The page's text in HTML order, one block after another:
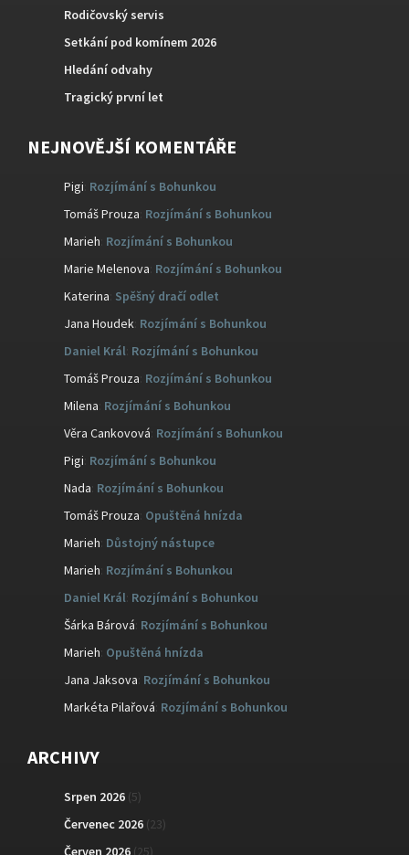
Rodičovský servis
Setkání pod komínem 2026
Hledání odvahy
Tragický první let
NEJNOVĚJŠÍ KOMENTÁŘE
Pigi Rozjímání s Bohunkou
Tomáš Prouza Rozjímání s Bohunkou
Marieh Rozjímání s Bohunkou
Marie Melenova Rozjímání s Bohunkou
Katerina Spěšný dračí odlet
Jana Houdek Rozjímání s Bohunkou
Daniel Král Rozjímání s Bohunkou
Tomáš Prouza Rozjímání s Bohunkou
Milena Rozjímání s Bohunkou
Věra Cankovová Rozjímání s Bohunkou
Pigi Rozjímání s Bohunkou
Nada Rozjímání s Bohunkou
Tomáš Prouza Opuštěná hnízda
Marieh Důstojný nástupce
Marieh Rozjímání s Bohunkou
Daniel Král Rozjímání s Bohunkou
Šárka Bárová Rozjímání s Bohunkou
Marieh Opuštěná hnízda
Jana Jaksova: Rozjímání s Bohunkou
Markéta Pilařová: Rozjímání s Bohunkou
ARCHIVY
Srpen 2026 (5)
Červenec 2026 (23)
Červen 2026 (25)